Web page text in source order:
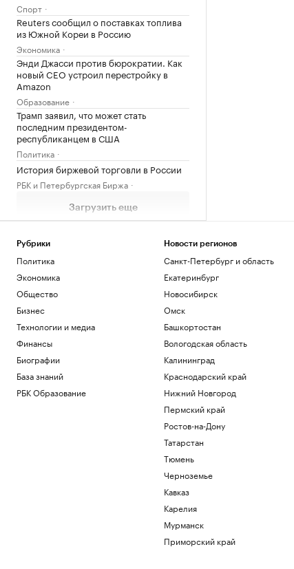
Спорт
Reuters сообщил о поставках топлива
из Южной Кореи в Россию
Экономика
Энди Джасси против бюрократии. Как
новый CEO устроил перестройку в
Amazon
Образование
Трамп заявил, что может стать
последним президентом-
республиканцем в США
Политика
История биржевой торговли в России
РБК и Петербургская Биржа
Загрузить еще
Рубрики
Политика
Экономика
Общество
Бизнес
Технологии и медиа
Финансы
Биографии
База знаний
РБК Образование
Новости регионов
Санкт-Петербург и область
Екатеринбург
Новосибирск
Омск
Башкортостан
Вологодская область
Калининград
Краснодарский край
Нижний Новгород
Пермский край
Ростов-на-Дону
Татарстан
Тюмень
Черноземье
Кавказ
Карелия
Мурманск
Приморский край